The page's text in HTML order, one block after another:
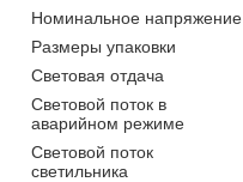
Номинальное напряжение
Размеры упаковки
Световая отдача
Световой поток в
аварийном режиме
Световой поток
светильника